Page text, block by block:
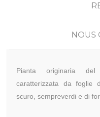
NOUS
Pianta originaria del
caratterizzata da foglie
scuro, sempreverdi e di